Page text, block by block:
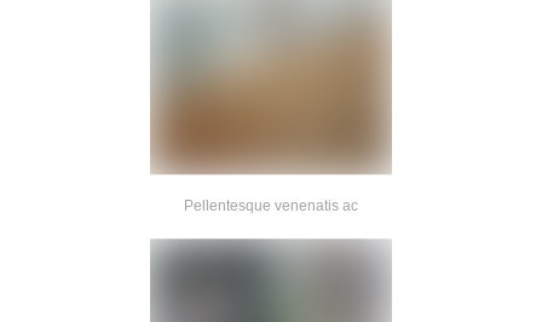
Pellentesque venenatis ac